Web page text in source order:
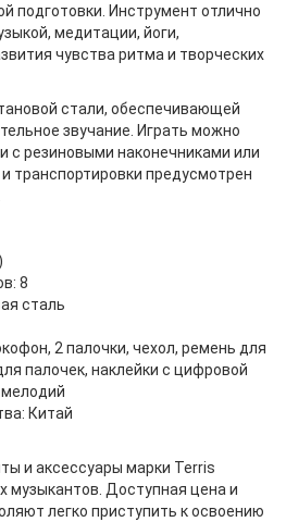
подготовки. Инструмент отлично
медитации, йоги,
чувства ритма и творческих
стали, обеспечивающей
звучание. Играть можно
с резиновыми наконечниками или
транспортировки предусмотрен
8
сталь
2 палочки, чехол, ремень для
палочек, наклейки с цифровой
Китай
и аксессуары марки Terris
музыкантов. Доступная цена и
легко приступить к освоению